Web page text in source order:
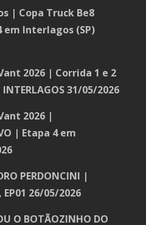
| Copa Truck Be8
em Interlagos (SP)
2026 | Corrida 1 e 2
31/05/2026
2026 |
| Etapa 4 em
PERDONCINI |
26/05/2026
O BOTÃOZINHO DO